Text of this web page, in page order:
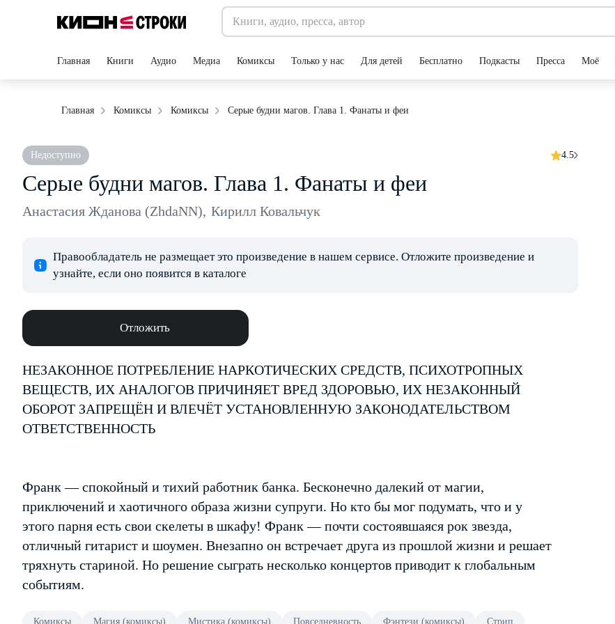
Главная Книги Аудио Медиа Комиксы Только у нас Для детей Бесплатно Подкасты Пресса Моё
Главная Комиксы Комиксы Серые будни магов. Глава 1. Фанаты и феи
Недоступно 4.5
Серые будни магов. Глава 1. Фанаты и феи
Анастасия Жданова (ZhdaNN), Кирилл Ковальчук
Правообладатель не размещает это произведение в нашем сервисе. Отложите произведение и
узнайте, если оно появится в каталоге
Отложить
НЕЗАКОННОЕ ПОТРЕБЛЕНИЕ НАРКОТИЧЕСКИХ СРЕДСТВ, ПСИХОТРОПНЫХ
ВЕЩЕСТВ, ИХ АНАЛОГОВ ПРИЧИНЯЕТ ВРЕД ЗДОРОВЬЮ, ИХ НЕЗАКОННЫЙ
ОБОРОТ ЗАПРЕЩЁН И ВЛЕЧЁТ УСТАНОВЛЕННУЮ ЗАКОНОДАТЕЛЬСТВОМ
ОТВЕТСТВЕННОСТЬ
Франк — спокойный и тихий работник банка. Бесконечно далекий от магии,
приключений и хаотичного образа жизни супруги. Но кто бы мог подумать, что и у
этого парня есть свои скелеты в шкафу! Франк — почти состоявшаяся рок звезда,
отличный гитарист и шоумен. Внезапно он встречает друга из прошлой жизни и решает
тряхнуть стариной. Но решение сыграть несколько концертов приводит к глобальным
событиям.
Комиксы Магия (комиксы) Мистика (комиксы) Повседневность Фэнтези (комиксы) Стрип